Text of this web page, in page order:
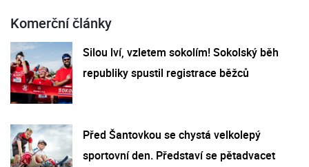
Komerční články
Silou lví, vzletem sokolím! Sokolský běh
republiky spustil registrace běžců
Před Šantovkou se chystá velkolepý
sportovní den. Představí se pětadvacet